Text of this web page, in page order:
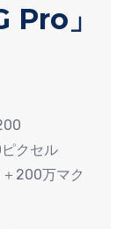
Pro」
クセル
200万マク